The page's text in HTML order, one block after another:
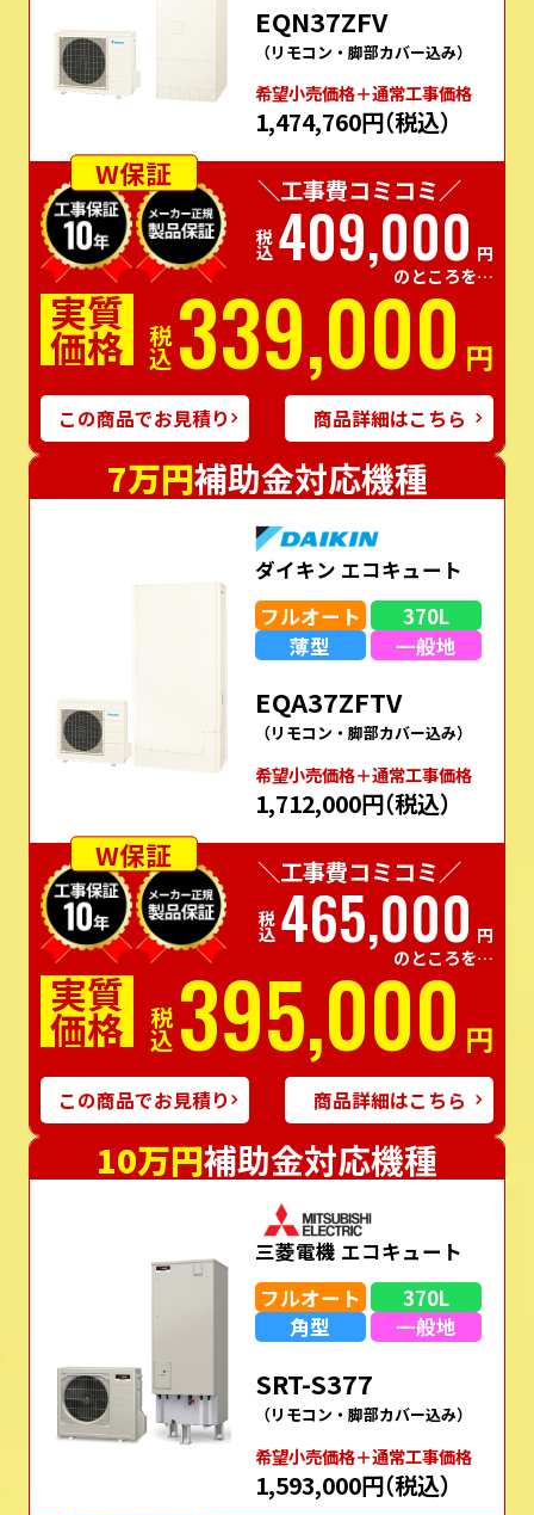
EQN37ZFV
（リモコン・脚部カバー込み）
希望⼩売価格＋通常⼯事価格
1,474,760円（税込）
W保証
＼工事費コミコミ／
税込409,000 円
のところを…
実質
価格 税込339,000 円
この商品でお見積り 商品詳細はこちら
7万円補助金対応機種
ダイキン エコキュート
フルオート
370L
薄型
一般地
EQA37ZFTV
（リモコン・脚部カバー込み）
希望⼩売価格＋通常⼯事価格
1,712,000円（税込）
W保証
＼工事費コミコミ／
税込465,000 円
のところを…
実質
価格 税込395,000 円
この商品でお見積り 商品詳細はこちら
10万円補助金対応機種
三菱電機 エコキュート
フルオート
370L
角型
一般地
SRT-S377
（リモコン・脚部カバー込み）
希望⼩売価格＋通常⼯事価格
1,593,000円（税込）